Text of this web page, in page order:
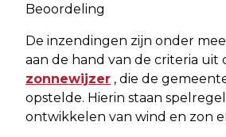
Beoordeling
De inzendingen zijn onder
aan de hand van de criteria uit
zonnewijzer , die de
opstelde. Hierin staan
ontwikkelen van wind en zon